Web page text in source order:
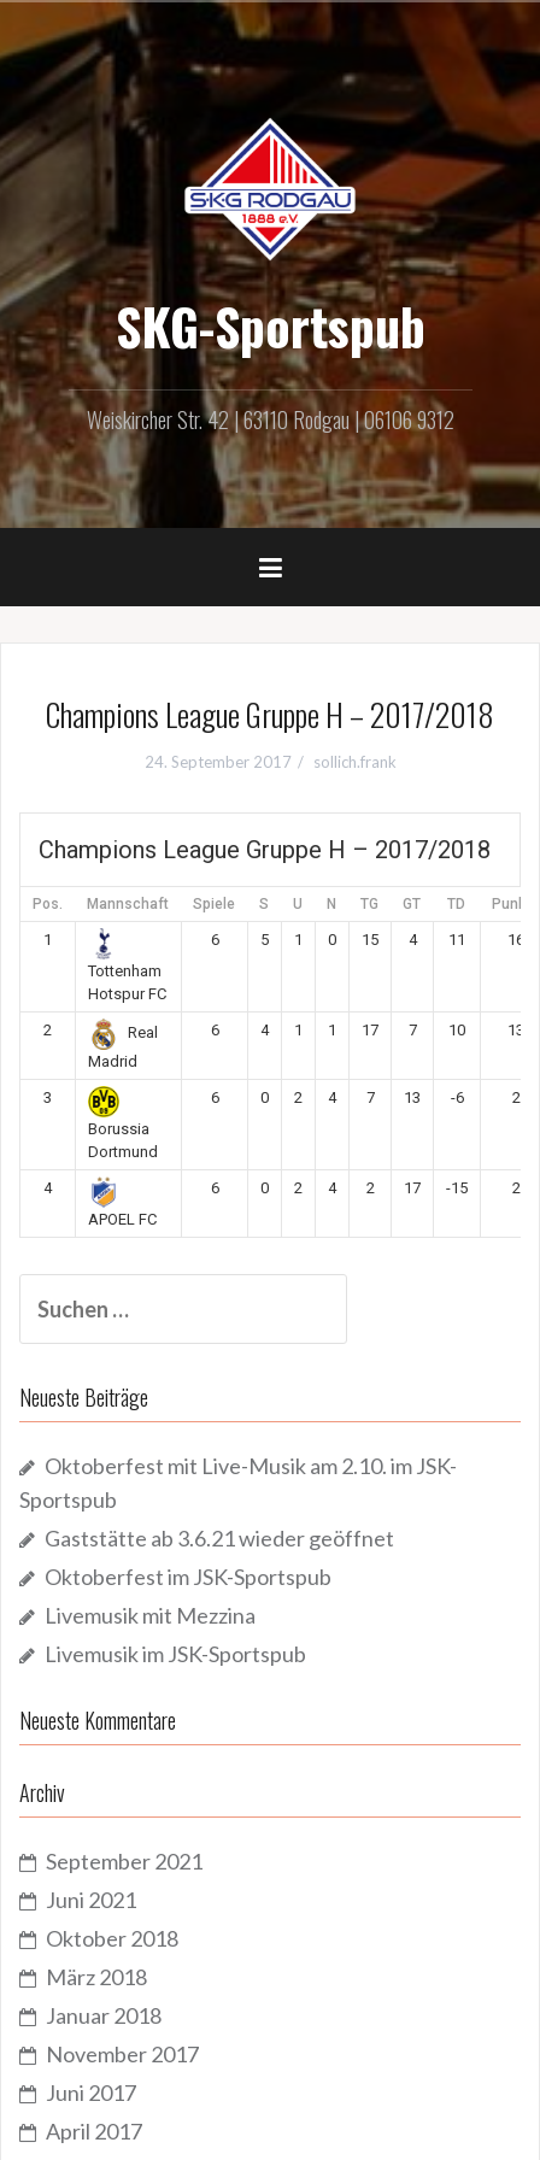
Inhalt
springen
SKG-Sportspub
Weiskircher Str. 42 | 63110 Rodgau | 06106 9312
Champions League Gruppe H – 2017/2018
24. September 2017 sollich.frank
Champions League Gruppe H – 2017/2018
Pos. Mannschaft Spiele S U N TG GT TD Punkte
1
Tottenham
Hotspur FC
6 5 1 0 15 4 11 16
2
Real
Madrid
6 4 1 1 17 7 10 13
3
Borussia
Dortmund
6 0 2 4 7 13 -6 2
4
APOEL FC
6 0 2 4 2 17 -15 2
nach:
Neueste Beiträge
Oktoberfest mit Live-Musik am 2.10. im JSK-
Sportspub
Gaststätte ab 3.6.21 wieder geöffnet
Oktoberfest im JSK-Sportspub
Livemusik mit Mezzina
Livemusik im JSK-Sportspub
Neueste Kommentare
Archiv
September 2021
Juni 2021
Oktober 2018
März 2018
Januar 2018
November 2017
Juni 2017
April 2017